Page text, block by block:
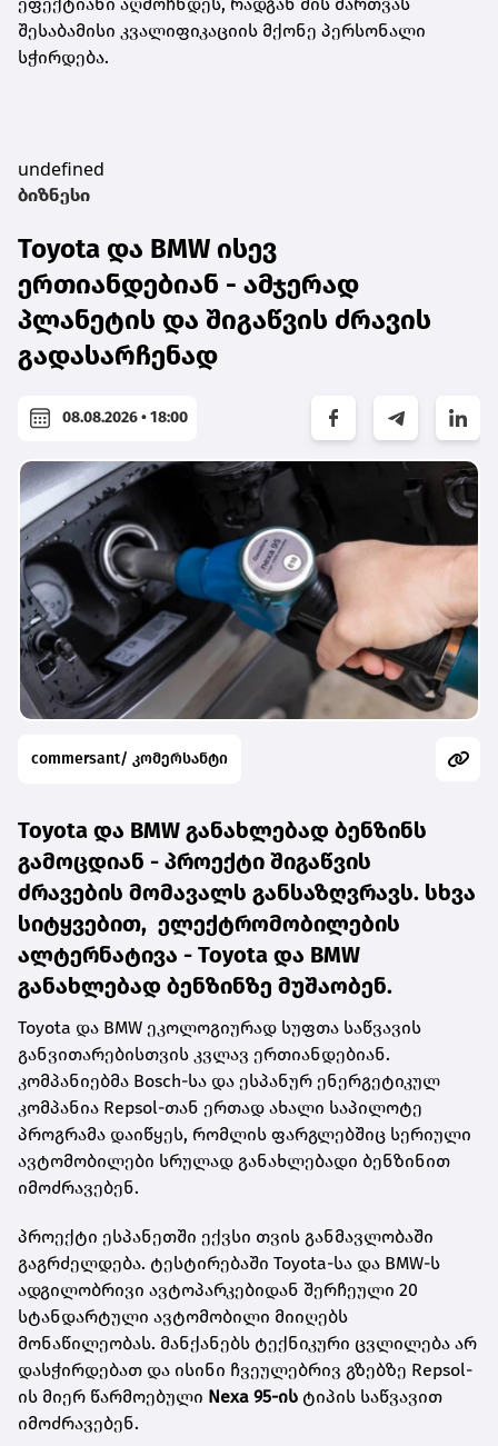
შესაბამისი კვალიფიკაციის მქონე პერსონალი
სჭირდება.
undefined
ბიზნესი
Toyota და BMW ისევ
ერთიანდებიან - ამჯერად
პლანეტის და შიგაწვის ძრავის
გადასარჩენად
08.08.2026 • 18:00
commersant/ კომერსანტი
Toyota და BMW განახლებად ბენზინს
გამოცდიან - პროექტი შიგაწვის
ძრავების მომავალს განსაზღვრავს. სხვა
სიტყვებით, ელექტრომობილების
ალტერნატივა - Toyota და BMW
განახლებად ბენზინზე მუშაობენ.
Toyota და BMW ეკოლოგიურად სუფთა საწვავის
განვითარებისთვის კვლავ ერთიანდებიან.
კომპანიებმა Bosch-სა და ესპანურ ენერგეტიკულ
კომპანია Repsol-თან ერთად ახალი საპილოტე
პროგრამა დაიწყეს, რომლის ფარგლებშიც სერიული
ავტომობილები სრულად განახლებადი ბენზინით
იმოძრავებენ.
პროექტი ესპანეთში ექვსი თვის განმავლობაში
გაგრძელდება. ტესტირებაში Toyota-სა და BMW-ს
ადგილობრივი ავტოპარკებიდან შერჩეული 20
სტანდარტული ავტომობილი მიიღებს
მონაწილეობას. მანქანებს ტექნიკური ცვლილება არ
დასჭირდებათ და ისინი ჩვეულებრივ გზებზე Repsol-
ის მიერ წარმოებული Nexa 95-ის ტიპის საწვავით
იმოძრავებენ.